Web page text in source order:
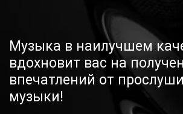
Музыка в наилучшем
вдохновит вас на
впечатлений от
музыки!